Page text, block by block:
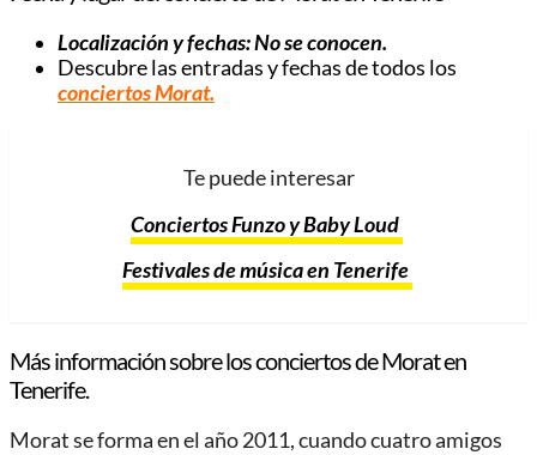
Localización y fechas: No se conocen.
Descubre las entradas y fechas de todos los
conciertos Morat.
Te puede interesar
Conciertos Funzo y Baby Loud
Festivales de música en Tenerife
Más información sobre los conciertos de Morat en
Tenerife.
Morat se forma en el año 2011, cuando cuatro amigos